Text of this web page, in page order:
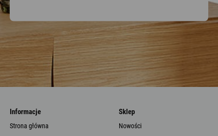
Informacje
Strona główna
Sklep
Nowości